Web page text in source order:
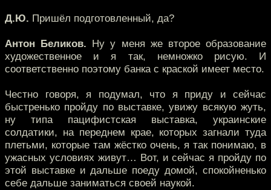
Д.Ю. Пришёл подготовленный, да?
Антон Беликов. Ну у меня же второе образование
художественное и я так, немножко рисую. И
соответственно поэтому банка с краской имеет место.
Честно говоря, я подумал, что я приду и сейчас
быстренько пройду по выставке, увижу всякую жуть,
ну типа пацифистская выставка, украинские
солдатики, на переднем крае, которых загнали туда
плетьми, которые там жёстко очень, я так понимаю, в
ужасных условиях живут… Вот, и сейчас я пройду по
этой выставке и дальше поеду домой, спокойненько
себе дальше заниматься своей наукой.